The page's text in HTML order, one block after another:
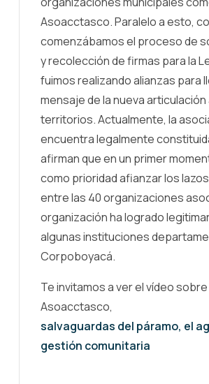
Asoacctasco. Paralelo a esto,
comenzábamos el proceso de
y recolección de firmas para la
fuimos realizando alianzas para
mensaje de la nueva
territorios. Actualmente, la
encuentra legalmente
afirman que en un primer
como prioridad afianzar los
entre las 40 organizaciones
organización ha logrado
algunas instituciones
Corpoboyacá.
Te invitamos a ver el vídeo sobre
Asoacctasco,
salvaguardas del páramo, el
gestión comunitaria